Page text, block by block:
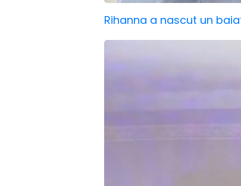
Rihanna a nascut un